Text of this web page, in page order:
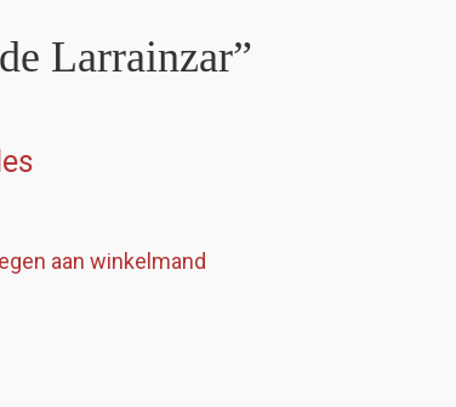
Larrainzar”
aan winkelmand